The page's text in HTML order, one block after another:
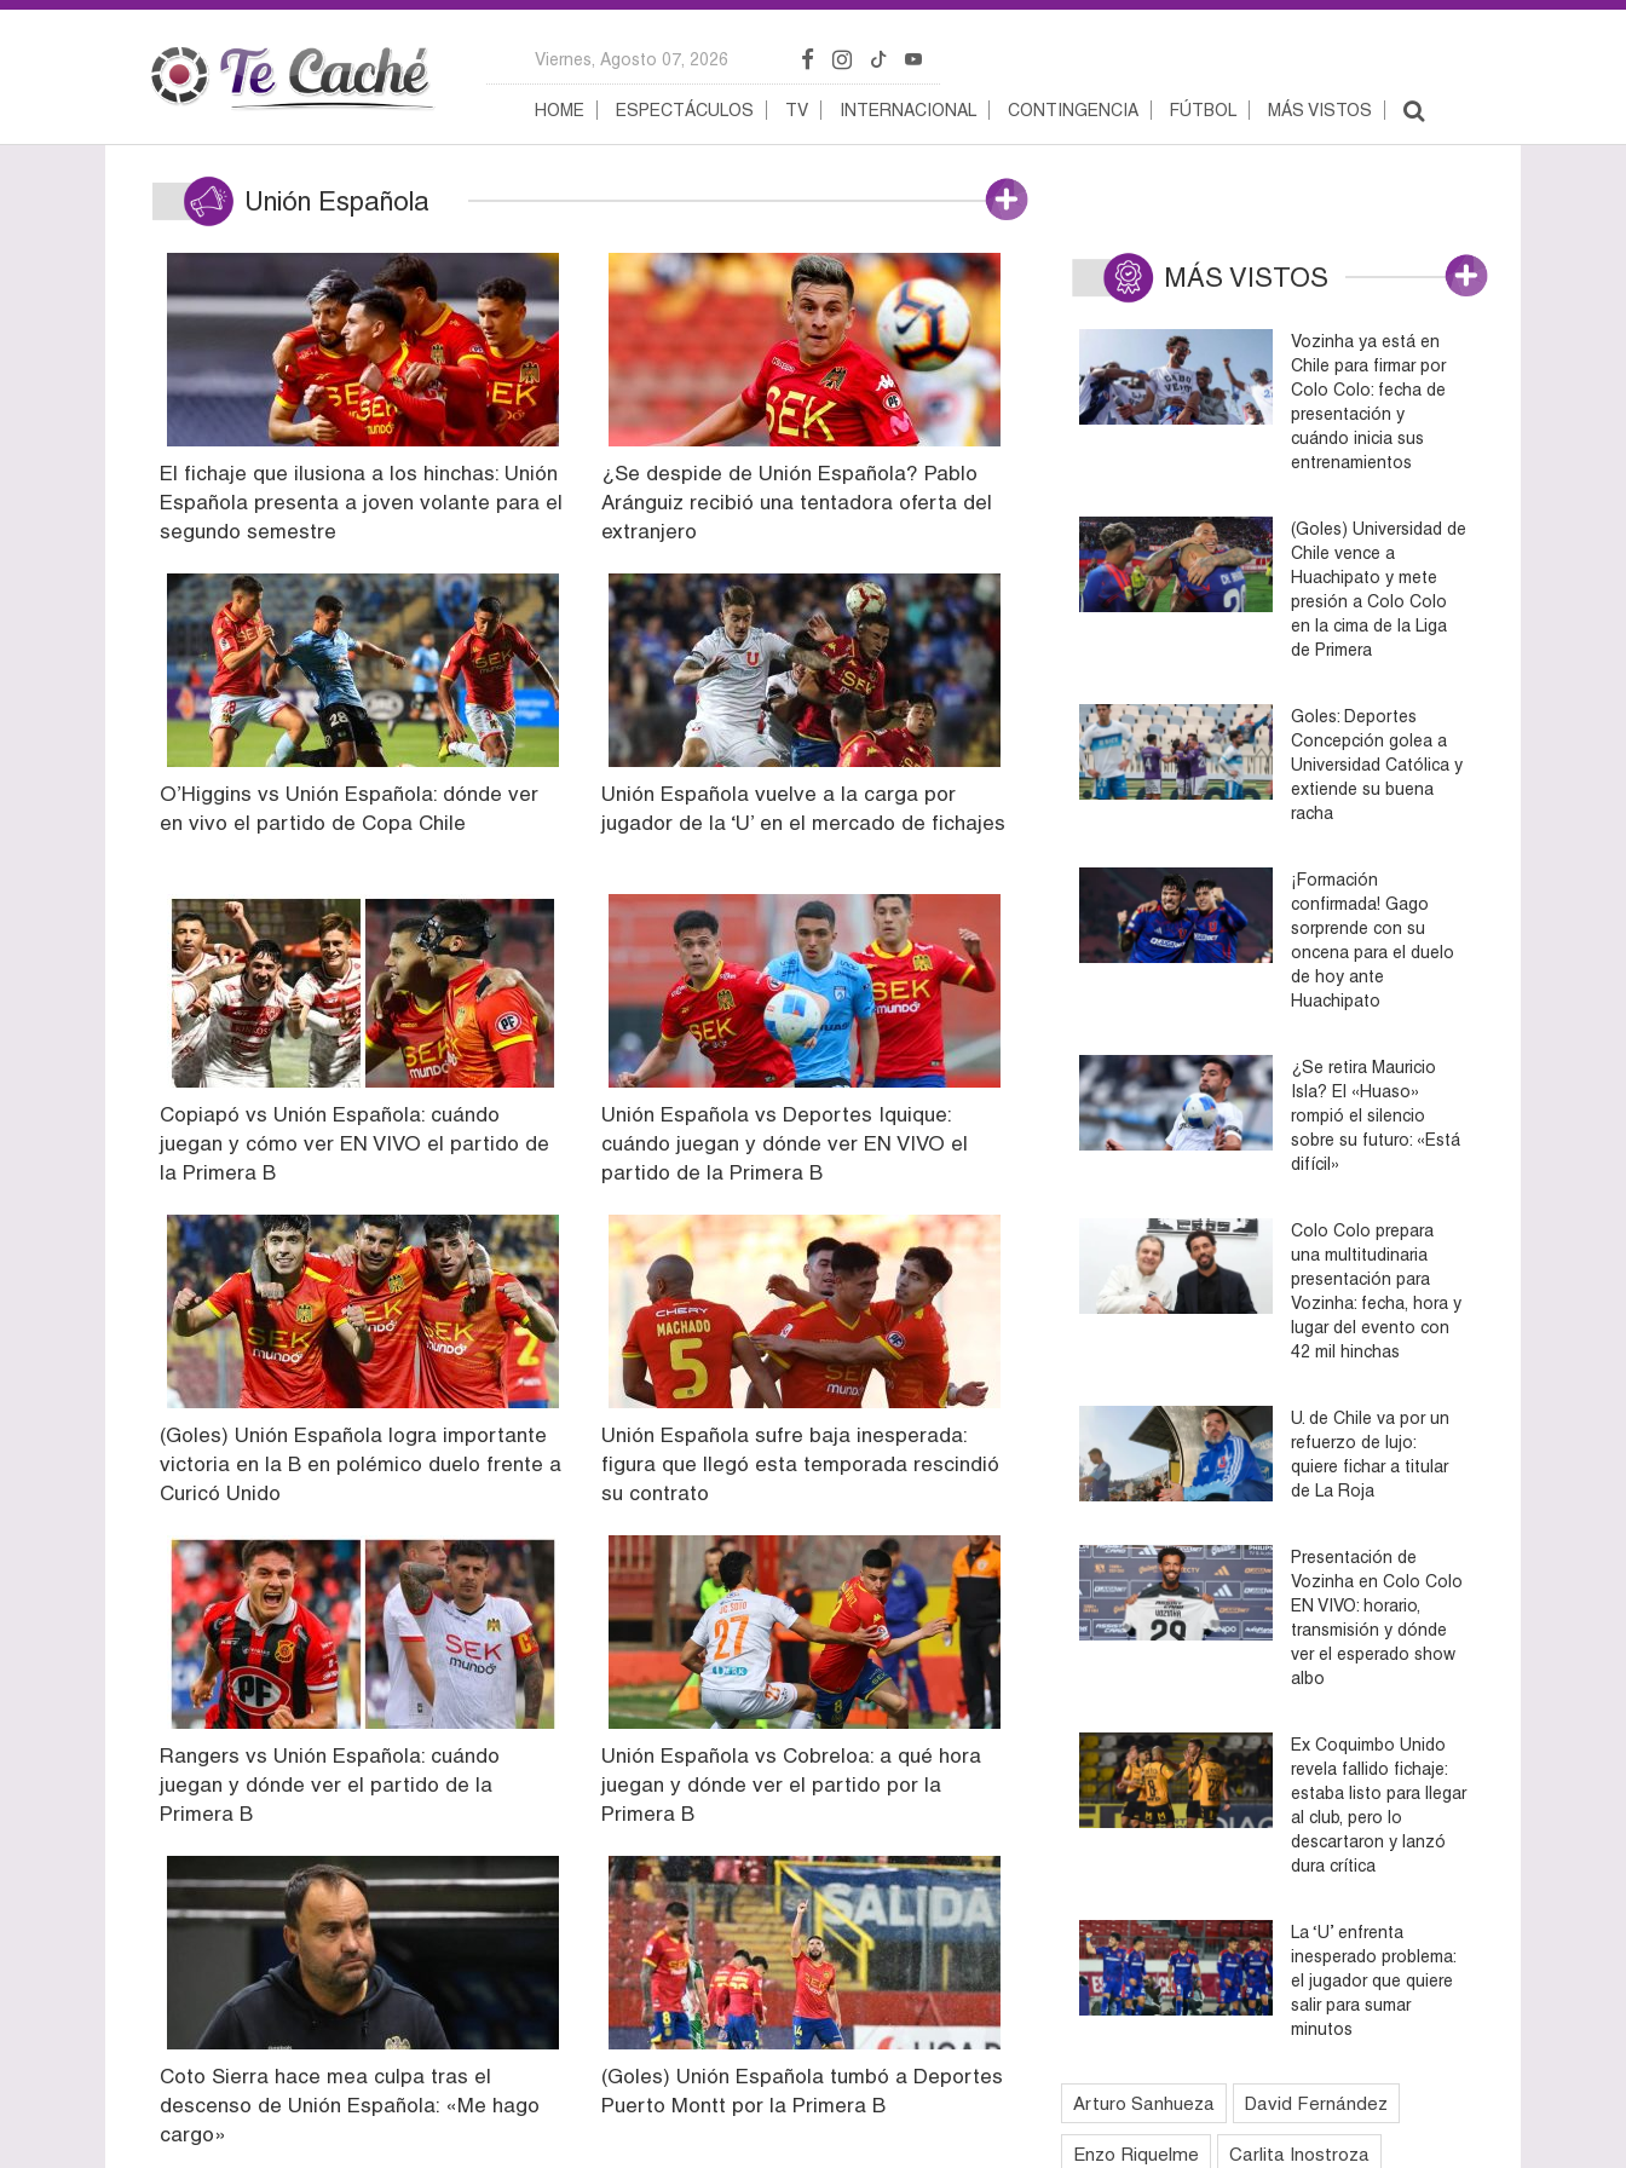
Viernes, Agosto 07, 2026
HOME ESPECTÁCULOS TV INTERNACIONAL CONTINGENCIA FÚTBOL MÁS VISTOS
Unión Española
El fichaje que ilusiona a los hinchas: Unión
Española presenta a joven volante para el
segundo semestre
¿Se despide de Unión Española? Pablo
Aránguiz recibió una tentadora oferta del
extranjero
O’Higgins vs Unión Española: dónde ver
en vivo el partido de Copa Chile
Unión Española vuelve a la carga por
jugador de la ‘U’ en el mercado de fichajes
Copiapó vs Unión Española: cuándo
juegan y cómo ver EN VIVO el partido de
la Primera B
Unión Española vs Deportes Iquique:
cuándo juegan y dónde ver EN VIVO el
partido de la Primera B
(Goles) Unión Española logra importante
victoria en la B en polémico duelo frente a
Curicó Unido
Unión Española sufre baja inesperada:
figura que llegó esta temporada rescindió
su contrato
Rangers vs Unión Española: cuándo
juegan y dónde ver el partido de la
Primera B
Unión Española vs Cobreloa: a qué hora
juegan y dónde ver el partido por la
Primera B
Coto Sierra hace mea culpa tras el
descenso de Unión Española: «Me hago
cargo»
(Goles) Unión Española tumbó a Deportes
Puerto Montt por la Primera B
MÁS VISTOS
Vozinha ya está en
Chile para firmar por
Colo Colo: fecha de
presentación y
cuándo inicia sus
entrenamientos
(Goles) Universidad de
Chile vence a
Huachipato y mete
presión a Colo Colo
en la cima de la Liga
de Primera
Goles: Deportes
Concepción golea a
Universidad Católica y
extiende su buena
racha
¡Formación
confirmada! Gago
sorprende con su
oncena para el duelo
de hoy ante
Huachipato
¿Se retira Mauricio
Isla? El «Huaso»
rompió el silencio
sobre su futuro: «Está
difícil»
Colo Colo prepara
una multitudinaria
presentación para
Vozinha: fecha, hora y
lugar del evento con
42 mil hinchas
U. de Chile va por un
refuerzo de lujo:
quiere fichar a titular
de La Roja
Presentación de
Vozinha en Colo Colo
EN VIVO: horario,
transmisión y dónde
ver el esperado show
albo
Ex Coquimbo Unido
revela fallido fichaje:
estaba listo para llegar
al club, pero lo
descartaron y lanzó
dura crítica
La ‘U’ enfrenta
inesperado problema:
el jugador que quiere
salir para sumar
minutos
Arturo Sanhueza David Fernández
Enzo Riquelme Carlita Inostroza